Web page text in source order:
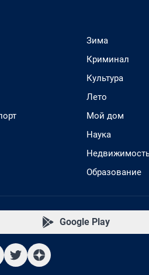
Зима
Криминал
Культура
Лето
Мой дом
Наука
Образование
Google Play